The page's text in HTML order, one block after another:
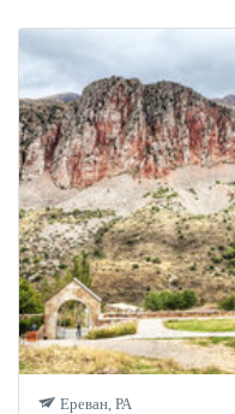
Ереван, РА